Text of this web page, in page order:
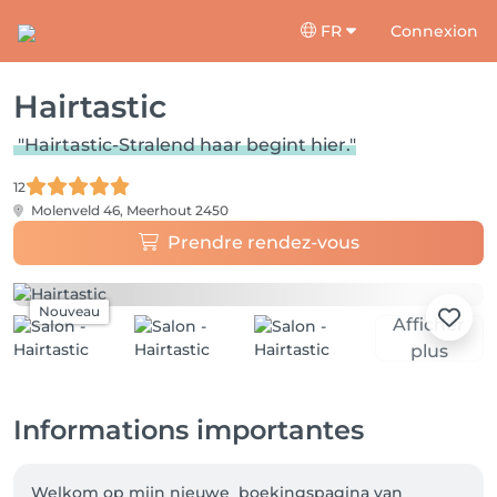
FR Connexion
Hairtastic
"Hairtastic-Stralend haar begint hier."
12
Molenveld 46, Meerhout 2450
Prendre rendez-vous
Nouveau
Afficher
plus
Informations importantes
Welkom op mijn nieuwe  boekingspagina van